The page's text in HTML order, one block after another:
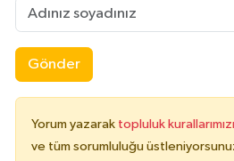
Gönder
Yorum yazarak topluluk kurallarımızı
ve tüm sorumluluğu